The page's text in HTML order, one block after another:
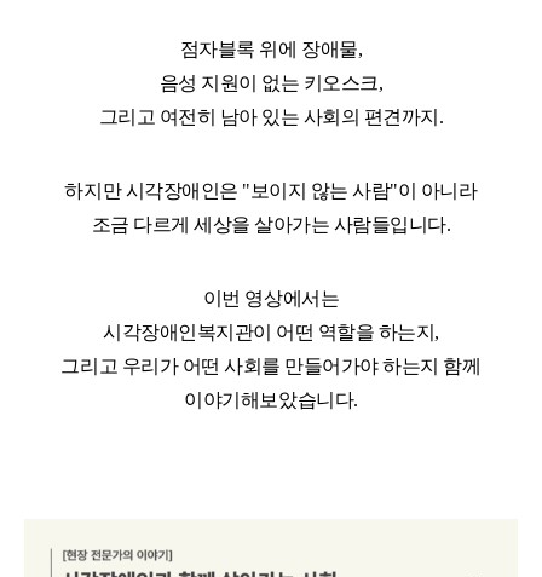
점자블록 위에 장애물,
음성 지원이 없는 키오스크,
그리고 여전히 남아 있는 사회의 편견까지.
하지만 시각장애인은 "보이지 않는 사람"이 아니라
조금 다르게 세상을 살아가는 사람들입니다.
이번 영상에서는
시각장애인복지관이 어떤 역할을 하는지,
그리고 우리가 어떤 사회를 만들어가야 하는지 함께
이야기해보았습니다.